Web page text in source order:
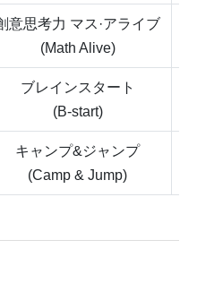
意思考力 マス·アライブ
(Math Alive)
ブレインスタート
(B-start)
キャンプ&ジャンプ
(Camp & Jump)